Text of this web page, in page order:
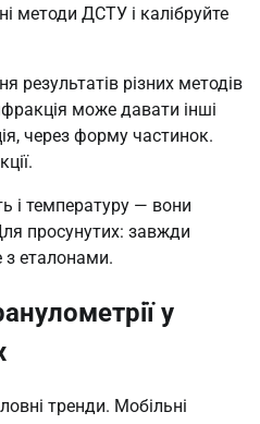
методи ДСТУ і калібруйте
результатів різних методів
може давати інші
через форму частинок.
і температуру — вони
просунутих: завжди
з еталонами.
у
тренди. Мобільні